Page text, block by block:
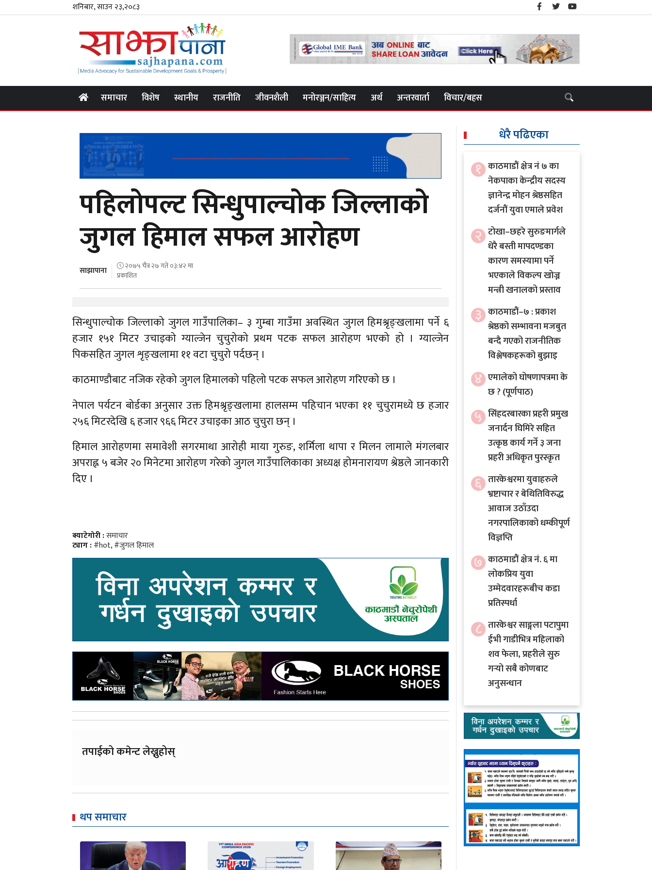
शनिबार, साउन २३,२०८३
समाचार विशेष स्थानीय राजनीति जीवनशैली मनोरञ्जन/साहित्य अर्थ अन्तरवार्ता विचार/बहस
पहिलोपल्ट सिन्धुपाल्चोक जिल्लाको
जुगल हिमाल सफल आरोहण
साझापाना
२०७५ चैत्र २७ गते ०३:४२ मा
प्रकाशित
सिन्धुपाल्चोक जिल्लाको जुगल गाउँपालिका– ३ गुम्बा गाउँमा अवस्थित जुगल हिमश्रृङ्खलामा पर्ने ६
हजार १५१ मिटर उचाइको ग्याल्जेन चुचुरोको प्रथम पटक सफल आरोहण भएको हो । ग्याल्जेन
पिकसहित जुगल शृङ्खलामा ११ वटा चुचुरो पर्दछन् ।
काठमाण्डौबाट नजिक रहेको जुगल हिमालको पहिलो पटक सफल आरोहण गरिएको छ ।
नेपाल पर्यटन बोर्डका अनुसार उक्त हिमश्रृङ्खलामा हालसम्म पहिचान भएका ११ चुचुरामध्ये छ हजार
२५६ मिटरदेखि ६ हजार ९६६ मिटर उचाइका आठ चुचुरा छन् ।
हिमाल आरोहणमा समावेशी सगरमाथा आरोही माया गुरुङ, शर्मिला थापा र मिलन लामाले मंगलबार
अपराह्न ५ बजेर २० मिनेटमा आरोहण गरेको जुगल गाउँपालिकाका अध्यक्ष होमनारायण श्रेष्ठले जानकारी
दिए ।
क्याटेगोरी :समाचार
ट्याग :#hot,#जुगल हिमाल
तपाईको कमेन्ट लेख्नुहोस्
थप समाचार
धेरै पढिएका
१ काठमाडौं क्षेत्र नं ७ का
नेकपाका केन्द्रीय सदस्य
ज्ञानेन्द्र मोहन श्रेष्ठसहित
दर्जनौं युवा एमाले प्रवेश
२ टोखा–छहरे सुरुङमार्गले
धेरै बस्ती मापदण्डका
कारण समस्यामा पर्ने
भएकाले विकल्प खोज्न
मन्त्री खनालको प्रस्ताव
३ काठमाडौं–७ : प्रकाश
श्रेष्ठको सम्भावना मजबुत
बन्दै गएको राजनीतिक
विश्लेषकहरूको बुझाइ
४ एमालेको घोषणापत्रमा के
छ ? (पूर्णपाठ)
५ सिंहदरबारका प्रहरी प्रमुख
जनार्दन घिमिरे सहित
उत्कृष्ठ कार्य गर्ने ३ जना
प्रहरी अधिकृत पुरस्कृत
६ तारकेश्वरमा युवाहरुले
भ्रष्टाचार र बेथितिविरुद्ध
आवाज उठाँउदा
नगरपालिकाको धम्कीपूर्ण
विज्ञप्ति
७ काठमाडौं क्षेत्र नं. ६ मा
लोकप्रिय युवा
उम्मेदवारहरूबीच कडा
प्रतिस्पर्धा
८ तारकेश्वर साङ्गला पटापुमा
ईभी गाडीभित्र महिलाको
शव फेला, प्रहरीले सुरु
गर्‍यो सबै कोणबाट
अनुसन्धान